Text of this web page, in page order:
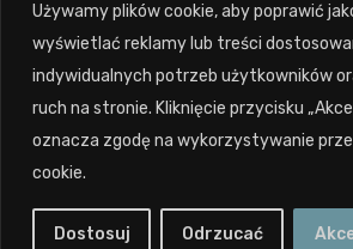
Używamy plików cookie, aby poprawić
wyświetlać reklamy lub treści
indywidualnych potrzeb użytkowników
ruch na stronie. Kliknięcie przycisku
oznacza zgodę na wykorzystywanie
cookie.
Dostosuj Odrzucać
Projekt i wykonanie: Twórcy Stron